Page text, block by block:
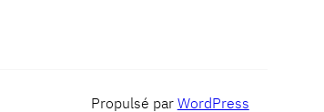
Propulsé par WordPress